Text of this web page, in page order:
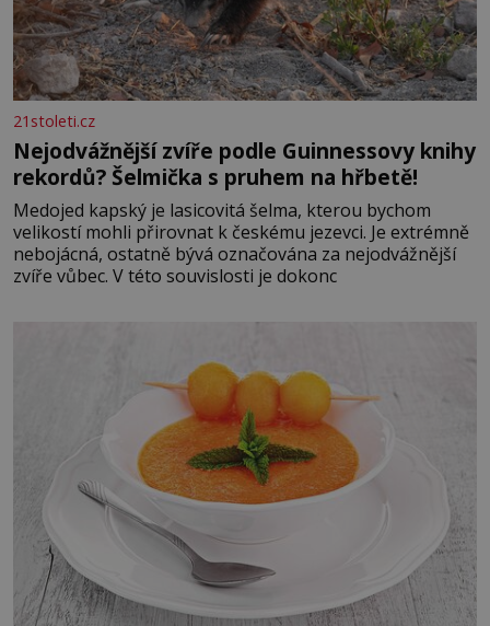
21stoleti.cz
Nejodvážnější zvíře podle Guinnessovy knihy
rekordů? Šelmička s pruhem na hřbetě!
Medojed kapský je lasicovitá šelma, kterou bychom
velikostí mohli přirovnat k českému jezevci. Je extrémně
nebojácná, ostatně bývá označována za nejodvážnější
zvíře vůbec. V této souvislosti je dokonc